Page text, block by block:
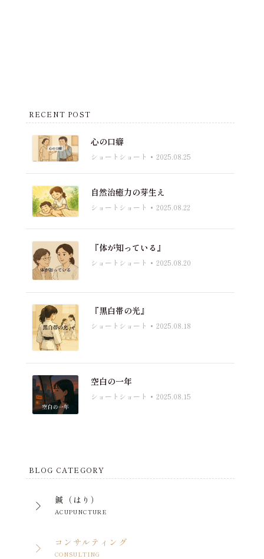
RECENT POST
心の口癖
ショートショート 2025.08.25
自然治癒力の芽生え
ショートショート 2025.08.22
『体が知っている』
ショートショート 2025.08.20
『黒白帯の光』
ショートショート 2025.08.18
空白の一年
ショートショート 2025.08.15
BLOG CATEGORY
鍼（はり）
ACUPUNCTURE
コンサルティング
CONSULTING